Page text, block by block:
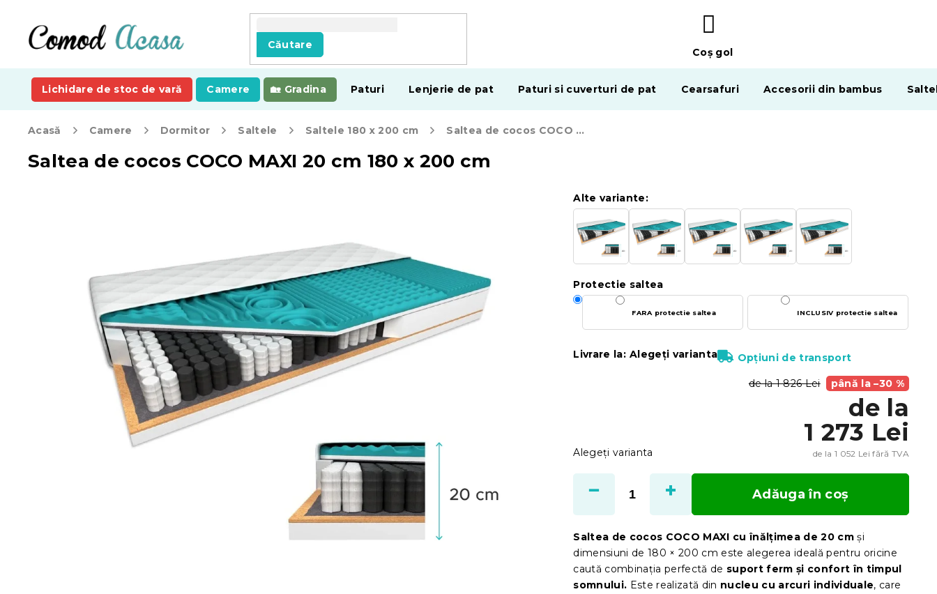
conținut
Căutare
COŞ
DE
Coş gol
Lichidare de stoc de vară Camere Gradina Paturi Lenjerie de pat Paturi si cuverturi de pat Cearsafuri Accesorii din bambus
Acasă Camere Dormitor Saltele Saltele 180 x 200 cm Saltea de cocos COCO MAXI 20 cm 180 x 200 cm
Saltea de cocos COCO MAXI 20 cm 180 x 200 cm
de la 1 826 Lei până la –30 %
de la
1 273 Lei
de la 1 052 Lei fără TVA
preţ:
Alegeţi varianta
Alte variante:
Protectie saltea
FARA protectie saltea INCLUSIV protectie saltea
Livrare la: Alegeţi varianta Opțiuni de transport
Adăuga în coş
Saltea de cocos COCO MAXI cu înălțimea de 20 cm și
dimensiuni de 180 × 200 cm este alegerea ideală pentru oricine
caută combinația perfectă de suport ferm și confort în timpul
somnului. Este realizată din nucleu cu arcuri individuale, care